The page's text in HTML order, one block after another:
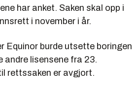
har anket. Saken skal opp i
i november i år.
Equinor burde utsette boringen
andre lisensene fra 23.
rettssaken er avgjort.